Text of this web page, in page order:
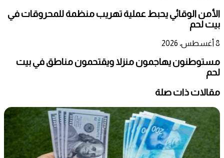
الأمن الوقائي يحبط عملية تهريب منظمة للمحروقات في
بيت لحم
8 أغسطس، 2026
مستوطنون يهاجمون منزلا ويقتحمون مناطق في بيت
لحم
مقالات ذات صلة